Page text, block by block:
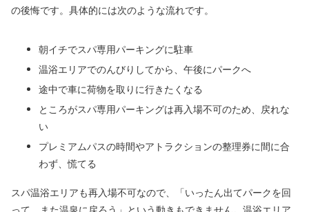
の後悔です。具体的には次のような流れです。
朝イチでスパ専用パーキングに駐車
温浴エリアでのんびりしてから、午後にパークへ
途中で車に荷物を取りに行きたくなる
ところがスパ専用パーキングは再入場不可のため、戻れな
い
プレミアムパスの時間やアトラクションの整理券に間に合
わず、慌てる
スパ温浴エリアも再入場不可なので、「いったん出てパークを回